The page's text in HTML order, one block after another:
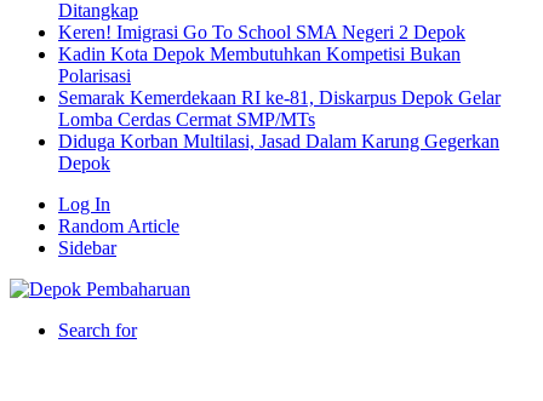
Ditangkap
Keren! Imigrasi Go To School SMA Negeri 2 Depok
Kadin Kota Depok Membutuhkan Kompetisi Bukan
Polarisasi
Semarak Kemerdekaan RI ke-81, Diskarpus Depok Gelar
Lomba Cerdas Cermat SMP/MTs
Diduga Korban Multilasi, Jasad Dalam Karung Gegerkan
Depok
Log In
Random Article
Sidebar
Search for